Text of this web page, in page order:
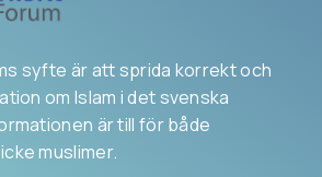
syfte är att sprida korrekt och
om Islam i det svenska
är till för både
muslimer.